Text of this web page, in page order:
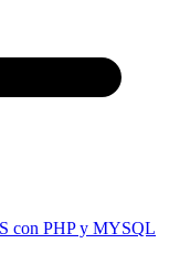
con PHP y MYSQL